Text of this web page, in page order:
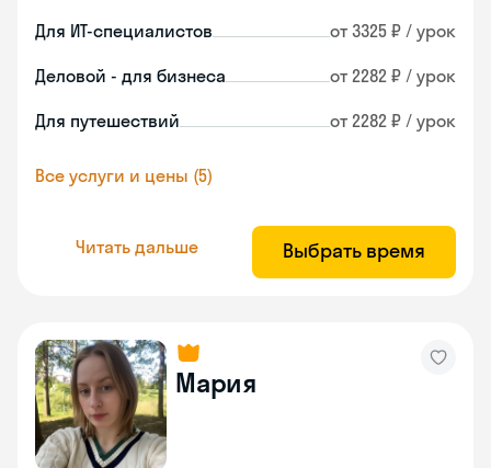
Для ИТ-специалистов от 3325 ₽ / урок
Деловой - для бизнеса от 2282 ₽ / урок
Для путешествий от 2282 ₽ / урок
Все услуги и цены (5)
Читать дальше Выбрать время
Мария